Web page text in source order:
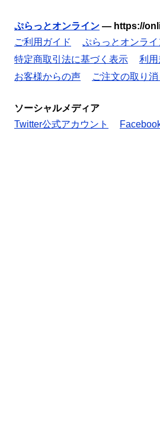
ぷらっとオンライン — https://
ご利用ガイド
ぷらっとオンラ
特定商取引法に基づく表示
利用
お客様からの声
ご注文の取り消
ソーシャルメディア
Twitter公式アカウント